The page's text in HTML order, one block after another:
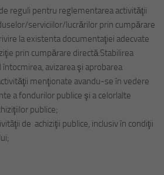
reguli pentru reglementarea activităţii
serviciilor/lucrărilor prin cumpărare
la existenta documentaţiei adecvate
prin cumpărare directă.Stabilirea
avizarea şi aprobarea
menţionate avandu-se în vedere
a fondurilor publice şi a celorlalte
publice;
de achiziţii publice, inclusiv în condiţii